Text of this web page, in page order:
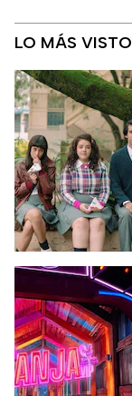
LO MÁS VISTO